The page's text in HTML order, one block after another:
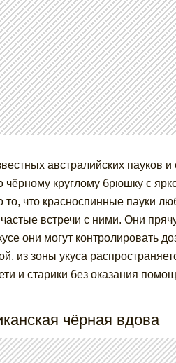
австралийских
чёрному круглому брюшку с
что красноспинные пауки
встречи с ними. Они
они могут контролировать
из зоны укуса
и старики без оказания
чёрная вдова